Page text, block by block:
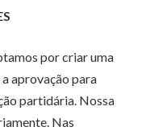
por criar uma
aprovação para
partidária. Nossa
Nas